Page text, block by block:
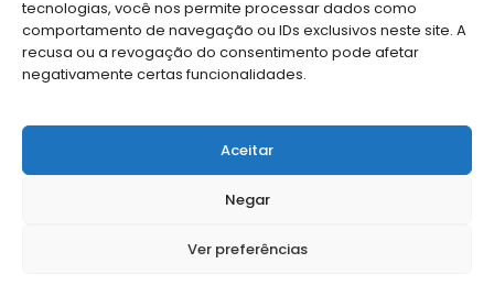
tecnologias, você nos permite processar dados como
comportamento de navegação ou IDs exclusivos neste site. A
recusa ou a revogação do consentimento pode afetar
negativamente certas funcionalidades.
Aceitar
Negar
Ver preferências
FILIADAS
LGPD
FALE CONOSCO
Solicite Apoio Institucional da AMB para o seu evento